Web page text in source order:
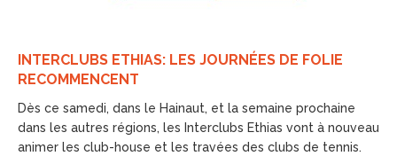
INTERCLUBS ETHIAS: LES JOURNÉES DE FOLIE
RECOMMENCENT
Dès ce samedi, dans le Hainaut, et la semaine prochaine
dans les autres régions, les Interclubs Ethias vont à nouveau
animer les club-house et les travées des clubs de tennis.